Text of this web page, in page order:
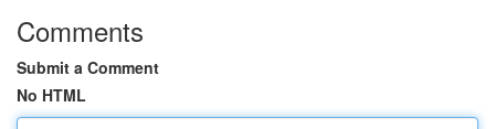
Comments
Submit a Comment
No HTML